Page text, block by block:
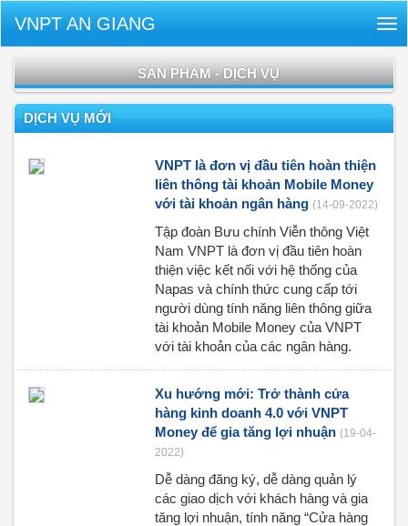
VNPT AN GIANG
SẢN PHẨM - DỊCH VỤ
DỊCH VỤ MỚI
VNPT là đơn vị đầu tiên hoàn thiện
liên thông tài khoản Mobile Money
với tài khoản ngân hàng (14-09-2022)
Tập đoàn Bưu chính Viễn thông Việt
Nam VNPT là đơn vị đầu tiên hoàn
thiện việc kết nối với hệ thống của
Napas và chính thức cung cấp tới
người dùng tính năng liên thông giữa
tài khoản Mobile Money của VNPT
với tài khoản của các ngân hàng.
Xu hướng mới: Trở thành cửa
hàng kinh doanh 4.0 với VNPT
Money để gia tăng lợi nhuận (19-04-
2022)
Dễ dàng đăng ký, dễ dàng quản lý
các giao dịch với khách hàng và gia
tăng lợi nhuận, tính năng “Cửa hàng